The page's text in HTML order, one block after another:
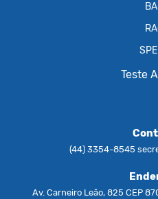
Teste
(44) 3354-8545
Av. Carneiro Leão, 825 CEP